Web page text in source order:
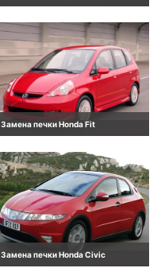
Замена печки Honda Fit
Замена печки Honda Civic